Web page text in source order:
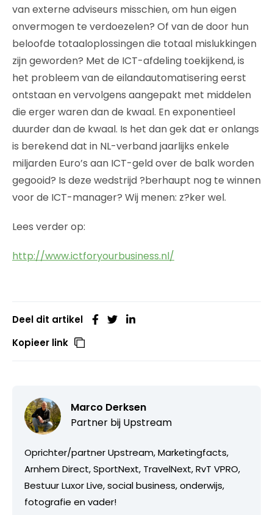
van externe adviseurs misschien, om hun eigen
onvermogen te verdoezelen? Of van de door hun
beloofde totaaloplossingen die totaal mislukkingen
zijn geworden? Met de ICT-afdeling toekijkend, is
het probleem van de eilandautomatisering eerst
ontstaan en vervolgens aangepakt met middelen
die erger waren dan de kwaal. En exponentieel
duurder dan de kwaal. Is het dan gek dat er onlangs
is berekend dat in NL-verband jaarlijks enkele
miljarden Euro’s aan ICT-geld over de balk worden
gegooid? Is deze wedstrijd ?berhaupt nog te winnen
voor de ICT-manager? Wij menen: z?ker wel.
Lees verder op:
http://www.ictforyourbusiness.nl/
Deel dit artikel
Kopieer link
Marco Derksen
Partner bij Upstream
Oprichter/partner Upstream, Marketingfacts,
Arnhem Direct, SportNext, TravelNext, RvT VPRO,
Bestuur Luxor Live, social business, onderwijs,
fotografie en vader!